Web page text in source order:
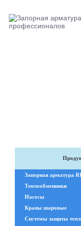
Запорная арматура
Теплообменники
Насосы
Краны шаровые
Системы защиты